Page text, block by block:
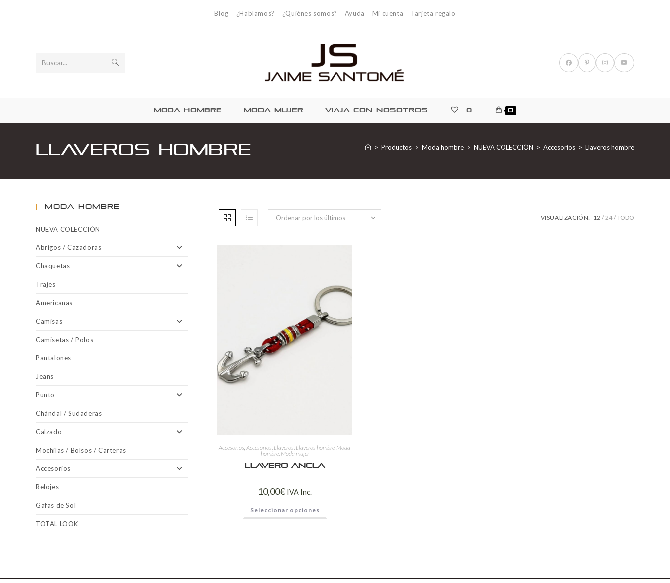
Blog ¿Hablamos? ¿Quiénes somos? Ayuda Mi cuenta Tarjeta regalo
Buscar...
MODA HOMBRE MODA MUJER VIAJA CON NOSOTROS 0 0
Llaveros hombre > Productos > Moda hombre > NUEVA COLECCIÓN > Accesorios > Llaveros hombre
Ordenar por los últimos VISUALIZACIÓN: 12 24 TODO
Accesorios ,Accesorios Llaveros Llaveros hombre Moda
hombre, Moda mujer
Llavero ancla
10,00€ IVA Inc.
Seleccionar opciones
MODA HOMBRE
NUEVA COLECCIÓN
Abrigos / Cazadoras
Chaquetas
Trajes
Americanas
Camisas
Camisetas / Polos
Pantalones
Jeans
Punto
Chándal / Sudaderas
Calzado
Mochilas / Bolsos / Carteras
Accesorios
Relojes
Gafas de Sol
TOTAL LOOK